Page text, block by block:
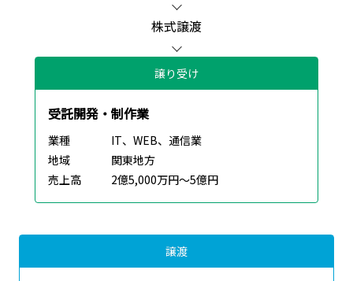
株式譲渡
譲り受け
受託開発・制作業
業種
IT、WEB、通信業
地域
関東地方
売上高
2億5,000万円～5億円
譲渡